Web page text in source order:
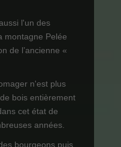
l'un des
montagne Pelée
de l’ancienne «
n'est plus
bois entièrement
cet état de
années.
bourgeons puis